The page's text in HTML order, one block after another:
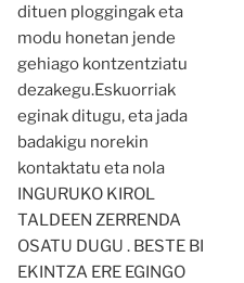
dituen ploggingak eta
modu honetan jende
gehiago kontzentziatu
dezakegu.Eskuorriak
eginak ditugu, eta jada
badakigu norekin
kontaktatu eta nola
INGURUKO KIROL
TALDEEN ZERRENDA
OSATU DUGU . BESTE BI
EKINTZA ERE EGINGO